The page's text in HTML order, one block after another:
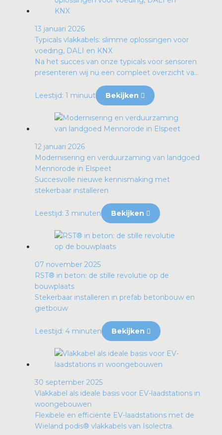
13 januari 2026
Typicals vlakkabels: slimme oplossingen voor
voeding, DALI en KNX
Na het succes van onze typicals voor sensoren
presenteren wij nu een compleet overzicht va...
Leestijd: 1 minuut Bekijken
12 januari 2026
Modernisering en verduurzaming van landgoed
Mennorode in Elspeet
Succesvolle nieuwe kennismaking met
stekerbaar installeren
Leestijd: 3 minuten Bekijken
07 november 2025
RST® in beton: de stille revolutie op de
bouwplaats
Stekerbaar installeren in prefab betonbouw en
gietbouw
Leestijd: 4 minuten Bekijken
30 september 2025
Vlakkabel als ideale basis voor EV-laadstations in
woongebouwen
Flexibele en efficiënte EV-laadstations met de
Wieland podis® vlakkabels van Isolectra.